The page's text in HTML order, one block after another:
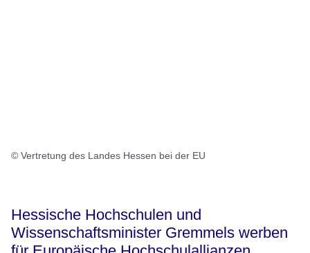
© Vertretung des Landes Hessen bei der EU
Hessische Hochschulen und
Wissenschaftsminister Gremmels werben